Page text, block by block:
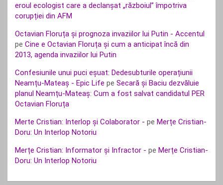
eroul ecologist care a declanșat „războiul” împotriva
corupției din AFM
Octavian Floruța și prognoza invaziilor lui Putin - Accentul
pe Cine e Octavian Floruța și cum a anticipat încă din
2013, agenda invaziilor lui Putin
Confesiunile unui puci eșuat: Dedesubturile operațiunii
Neamțu-Mateaș - Epic Life pe Secară și Baciu dezvăluie
planul Neamțu-Mateaș: Cum a fost salvat candidatul PER
Octavian Floruța
Merte Cristian: Interlop și Colaborator - pe Merțe Cristian-
Doru: Un Interlop Notoriu
Merțe Cristian: Informator și Infractor - pe Merțe Cristian-
Doru: Un Interlop Notoriu